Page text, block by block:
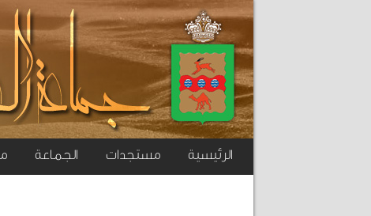
الرئيسية مستجدات الجماعة